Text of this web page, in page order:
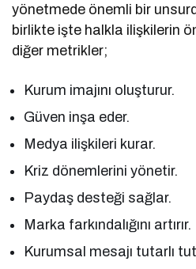
yönetmede önemli bir
birlikte işte halkla ilişkilerin
diğer metrikler;
Kurum imajını oluşturur.
Güven inşa eder.
Medya ilişkileri kurar.
Kriz dönemlerini yönetir.
Paydaş desteği sağlar.
Marka farkındalığını artırır.
Kurumsal mesajı tutarlı